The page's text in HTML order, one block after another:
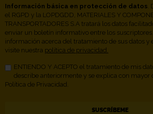
Información básica en protección de datos
el RGPD y la LOPDGDD, MATERIALES Y
TRANSPORTADORES S.A tratará los datos
enviar un boletín informativo entre los
información acerca del tratamiento de sus datos y
visite nuestra política de privacidad.
ENTIENDO Y ACEPTO el tratamiento de mis
describe anteriormente y se explica con mayor
Política de Privacidad.